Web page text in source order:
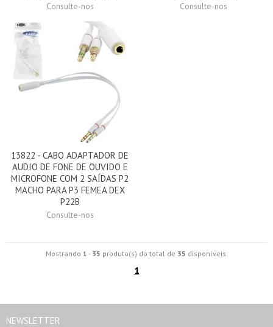
Consulte-nos Consulte-nos
13822 - CABO ADAPTADOR DE
AUDIO DE FONE DE OUVIDO E
MICROFONE COM 2 SAÍDAS P2
MACHO PARA P3 FEMEA DEX
P22B
Consulte-nos
Mostrando 1 - 35 produto(s) do total de 35 disponíveis.
1
NEWSLETTER